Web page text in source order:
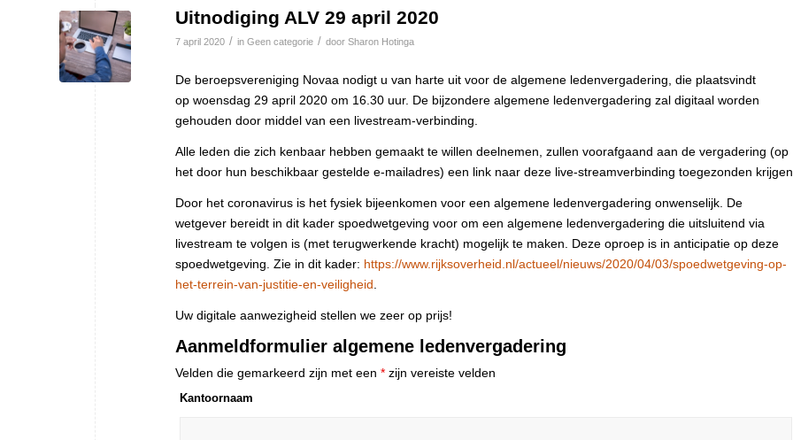
Uitnodiging ALV 29 april 2020
7 april 2020 / in Geen categorie / door Sharon Hotinga
De beroepsvereniging Novaa nodigt u van harte uit voor de algemene ledenvergadering, die plaatsvindt
op woensdag 29 april 2020 om 16.30 uur. De bijzondere algemene ledenvergadering zal digitaal worden
gehouden door middel van een livestream‑verbinding.
Alle leden die zich kenbaar hebben gemaakt te willen deelnemen, zullen voorafgaand aan de vergadering (op
het door hun beschikbaar gestelde e-mailadres) een link naar deze live-streamverbinding toegezonden krijgen.
Door het coronavirus is het fysiek bijeenkomen voor een algemene ledenvergadering onwenselijk. De
wetgever bereidt in dit kader spoedwetgeving voor om een algemene ledenvergadering die uitsluitend via
livestream te volgen is (met terugwerkende kracht) mogelijk te maken. Deze oproep is in anticipatie op deze
spoedwetgeving. Zie in dit kader: https://www.rijksoverheid.nl/actueel/nieuws/2020/04/03/spoedwetgeving-op-
het-terrein-van-justitie-en-veiligheid
Uw digitale aanwezigheid stellen we zeer op prijs!
Aanmeldformulier algemene ledenvergadering
Velden die gemarkeerd zijn met een * zijn vereiste velden
Kantoornaam